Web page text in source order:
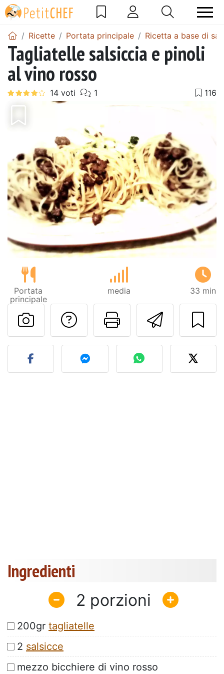
Ricette Portata principale Ricetta a base di
Tagliatelle salsiccia e pinoli
al vino rosso
Portata
principale
media 33 min
Invia
Stampa la
Contatta l'autore
Pubblica la foto di
Ingredienti
2
200gr tagliatelle
2 salsicce
mezzo bicchiere di vino rosso